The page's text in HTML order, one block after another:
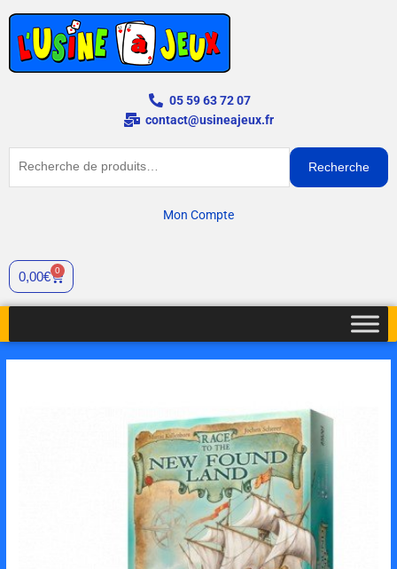
contenu
05 59 63 72 07
contact@usineajeux.fr
Recherche
Mon Compte
0,00€ 0
Cart